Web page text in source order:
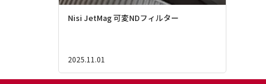
Nisi JetMag 可変NDフィルター
2025.11.01